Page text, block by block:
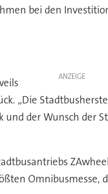
bei den
ANZEIGE
„Die
der Wunsch der
Omnibusmesse,